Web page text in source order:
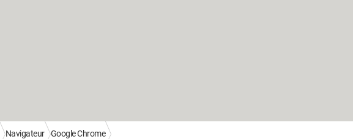
Navigateur Google Chrome